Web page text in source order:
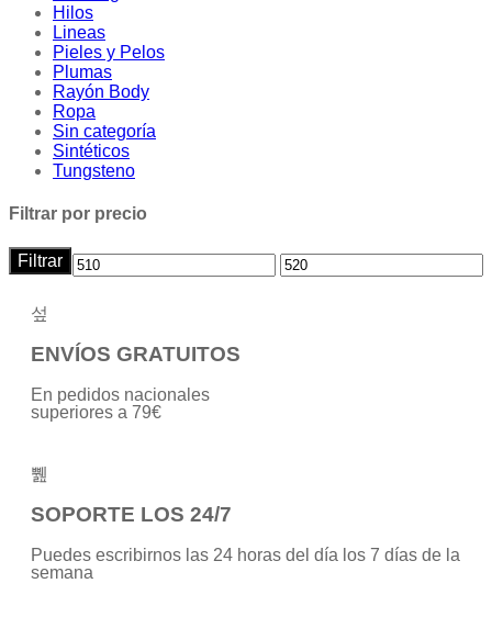
Hilos
Lineas
Pieles y Pelos
Plumas
Rayón Body
Ropa
Sin categoría
Sintéticos
Tungsteno
Filtrar por precio
Filtrar
ENVÍOS GRATUITOS
En pedidos nacionales
superiores a 79€
SOPORTE LOS 24/7
Puedes escribirnos las 24 horas del día los 7 días de la
semana